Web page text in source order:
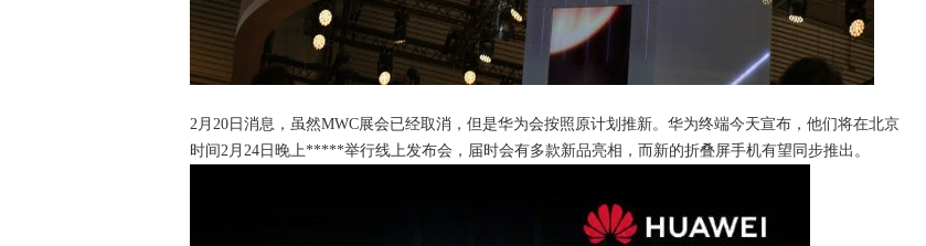
2月20日消息，虽然MWC展会已经取消，但是华为会按照原计划推新。华为终端今天宣布，他们将在北京
时间2月24日晚上*****举行线上发布会，届时会有多款新品亮相，而新的折叠屏手机有望同步推出。